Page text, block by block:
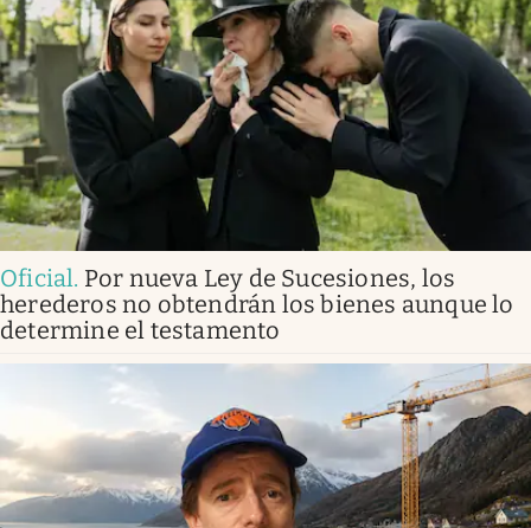
Oficial. Por nueva Ley de Sucesiones, los
herederos no obtendrán los bienes aunque lo
determine el testamento